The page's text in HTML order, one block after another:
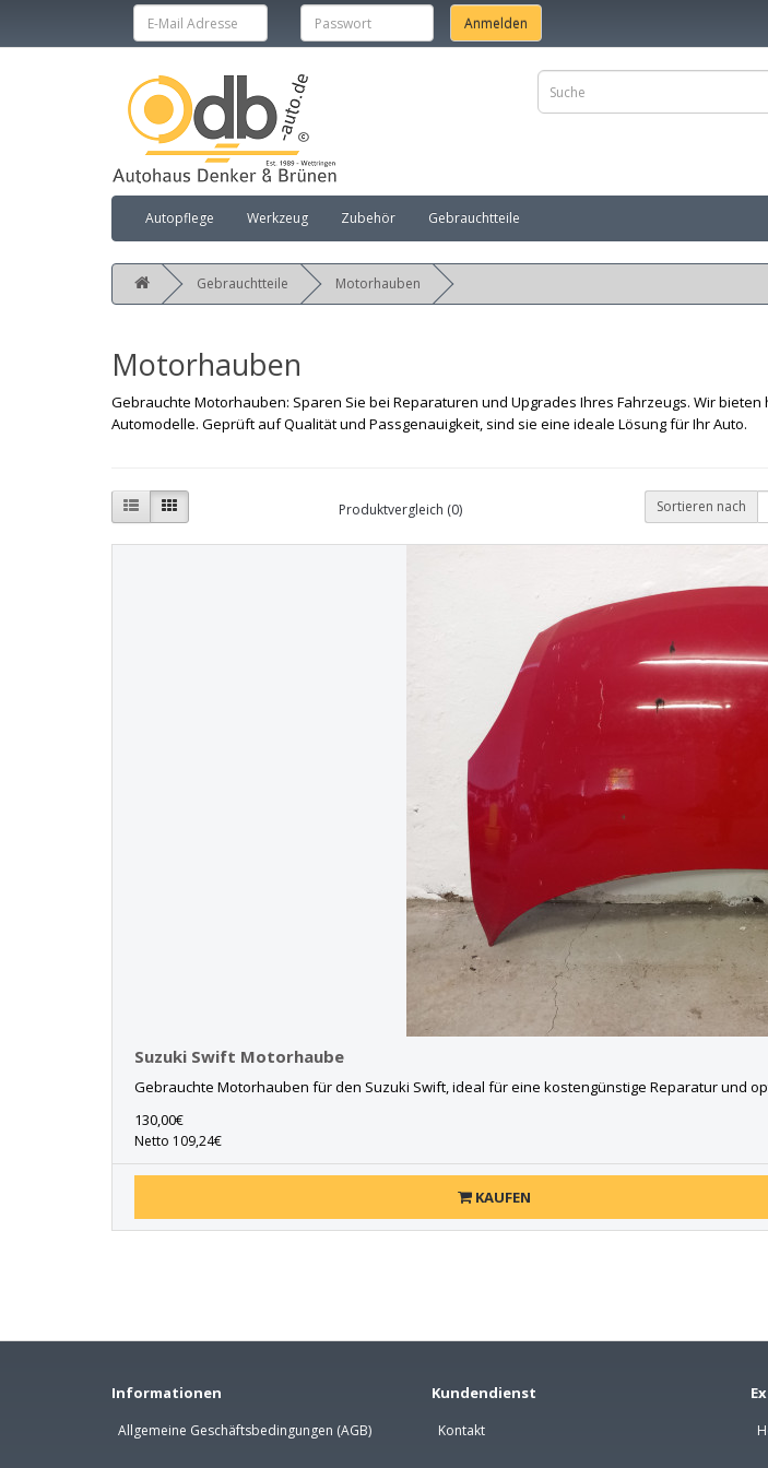
Autopflege Werkzeug Zubehör Gebrauchtteile
Gebrauchtteile Motorhauben
Motorhauben
Gebrauchte Motorhauben: Sparen Sie bei Reparaturen und Upgrades Ihres Fahrzeugs. Wir
Automodelle. Geprüft auf Qualität und Passgenauigkeit, sind sie eine ideale Lösung für Ihr Auto.
Produktvergleich (0) Sortieren nach
Suzuki Swift Motorhaube
Gebrauchte Motorhauben für den Suzuki Swift, ideal für eine kostengünstige Reparatur und
130,00€
Netto 109,24€
KAUFEN
Informationen
Allgemeine Geschäftsbedingungen (AGB)
Kundendienst
Kontakt